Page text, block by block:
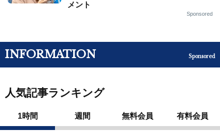
メント
Sponsored
INFORMATION Sponsored
人気記事ランキング
1時間 週間 無料会員 有料会員